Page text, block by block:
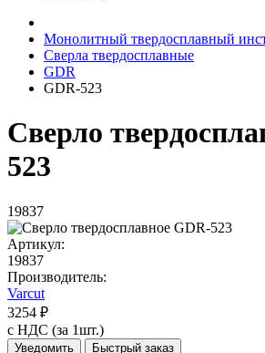
Монолитный твердосплавный
Сверла твердосплавные
GDR
GDR-523
Сверло
523
19837
Артикул:
19837
Производитель:
Varcut
3254 ₽
с НДС (за 1шт.)
Уведомить Быстрый заказ